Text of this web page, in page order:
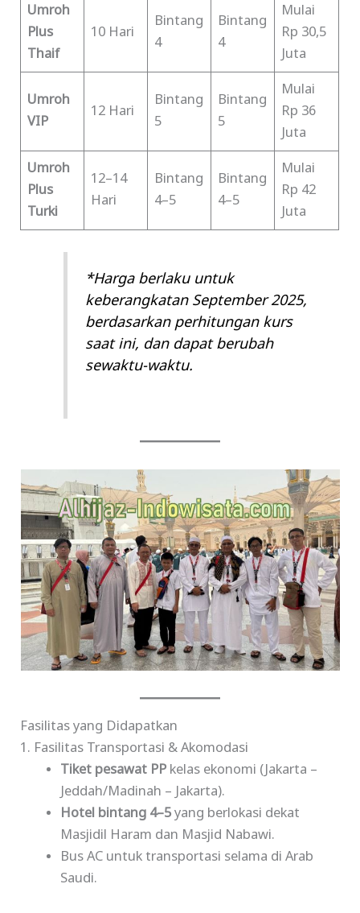
Umroh
Plus
Thaif
10 Hari
Bintang
4
Bintang
4
Mulai
Rp 30,5
Juta
Umroh
VIP
12 Hari
Bintang
5
Bintang
5
Mulai
Rp 36
Juta
Umroh
Plus
Turki
12–14
Hari
Bintang
4–5
Bintang
4–5
Mulai
Rp 42
Juta
*Harga berlaku untuk
keberangkatan September 2025,
berdasarkan perhitungan kurs
saat ini, dan dapat berubah
sewaktu-waktu.
Fasilitas yang Didapatkan
1. Fasilitas Transportasi & Akomodasi
Tiket pesawat PPkelas ekonomi (Jakarta –
Jeddah/Madinah – Jakarta).
Hotel bintang 4–5yang berlokasi dekat
Masjidil Haram dan Masjid Nabawi.
Bus AC untuk transportasi selama di Arab
Saudi.